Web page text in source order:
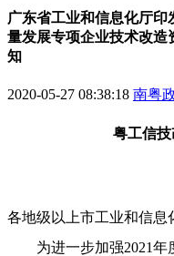
广东省工业和信息化厅印
量发展专项企业技术改造
知
2020-05-27 08:38:18 南粤
粤工信技
各地级以上市工业和信息
为进一步加强2021